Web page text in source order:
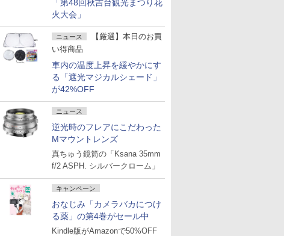
「第48回秋吉台観光まつり花
火大会」
ニュース
【厳選】本日のお買
い得商品
車内の温度上昇を緩やかにす
る「遮光マジカルシェード」
が42%OFF
ニュース
逆光時のフレアにこだわった
Mマウントレンズ
真ちゅう鏡筒の「Ksana 35mm
f/2 ASPH. シルバークローム」
キャンペーン
おなじみ「カメラバカにつけ
る薬」の第4巻がセール中
Kindle版がAmazonで50%OFF